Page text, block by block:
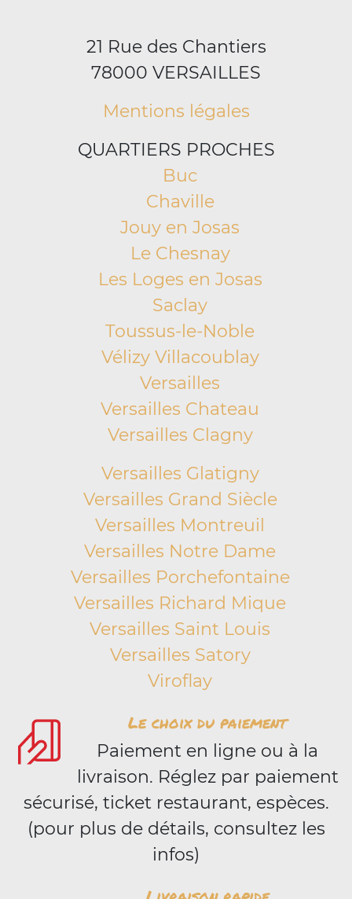
21 Rue des Chantiers
78000 VERSAILLES
Mentions légales
QUARTIERS PROCHES
Buc
Chaville
Jouy en Josas
Le Chesnay
Les Loges en Josas
Saclay
Toussus-le-Noble
Vélizy Villacoublay
Versailles
Versailles Chateau
Versailles Clagny
Versailles Glatigny
Versailles Grand Siècle
Versailles Montreuil
Versailles Notre Dame
Versailles Porchefontaine
Versailles Richard Mique
Versailles Saint Louis
Versailles Satory
Viroflay
Le choix du paiement
Paiement en ligne ou à la
livraison. Réglez par paiement
sécurisé, ticket restaurant, espèces.
(pour plus de détails, consultez les
infos)